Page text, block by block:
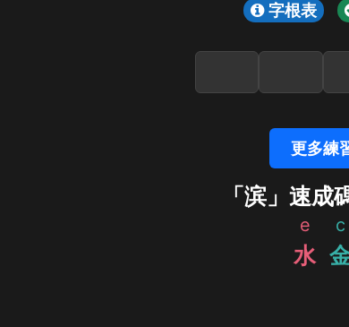
字根表
更多練
「滨」速成
e
水
c